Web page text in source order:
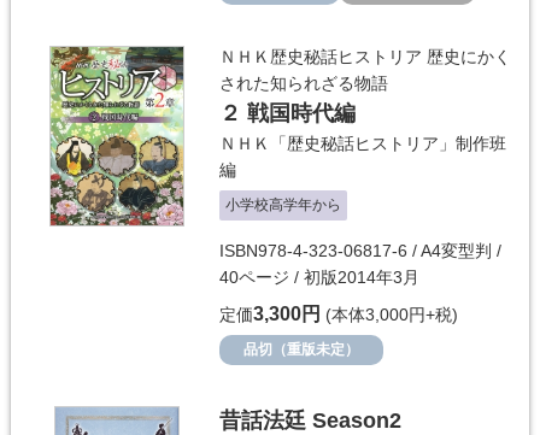
ＮＨＫ歴史秘話ヒストリア 歴史にかく
された知られざる物語
２ 戦国時代編
ＮＨＫ「歴史秘話ヒストリア」制作班
編
小学校高学年から
ISBN978-4-323-06817-6 / A4変型判 /
40ページ / 初版2014年3月
定価3,300円 (本体3,000円+税)
品切（重版未定）
昔話法廷 Season2